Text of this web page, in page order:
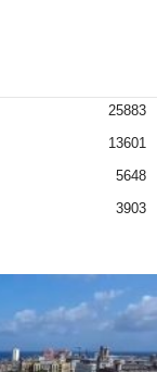
25883
13601
5648
3903